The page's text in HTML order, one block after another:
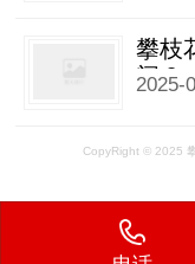
攀枝
间？
2025-
CopyRight © 2025